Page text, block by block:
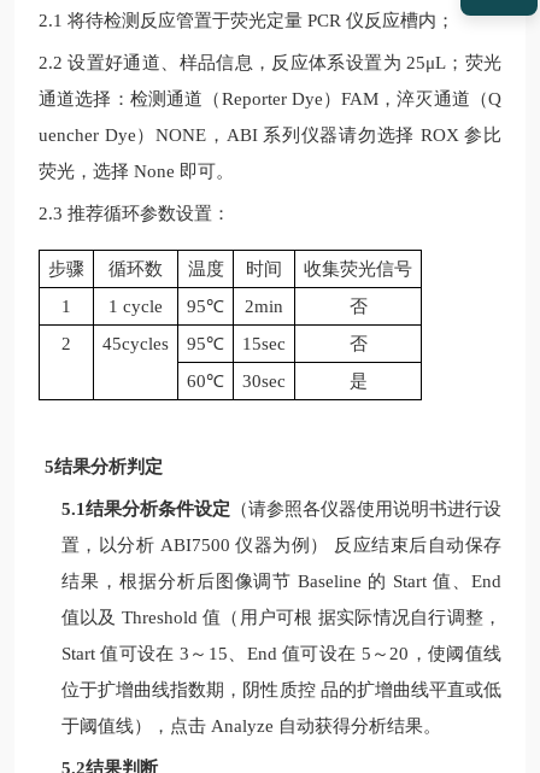
2.1 将待检测反应管置于荧光定量 PCR 仪反应槽内；
2.2 设置好通道、样品信息，反应体系设置为 25μL ；荧光
通道选择：检测通道（Reporter Dye） FAM，淬灭通道（Q
uencher Dye）NONE ， ABI 系列仪器请勿选择 ROX参比
荧光，选择 None 即可。
2.3 推荐循环参数设置：
步骤 循环数 温度 时间
收集荧光信号
1
1 cycle 95℃ 2min
否
2
45cycles 95℃ 15sec
否
60℃
30sec 是
5结果分析判定
5.1结果分析条件设定 （请参照各仪器使用说明书进行设
置，以分析 ABI7500仪器为例）
反应结束后自动保存
结果，根据分析后图像调节Baseline 的 Start值、End
值以及 Threshold值（用户可根 据实际情况自行调整，
Start值可设在 3 ～ 15 End 值可设在 5 ～ 20 ，使阈值线
位于扩增曲线指数期，阴性质控品的扩增曲线平直或低
于阈值线），点击 Analyze 自动获得分析结果。
5.2结果判断